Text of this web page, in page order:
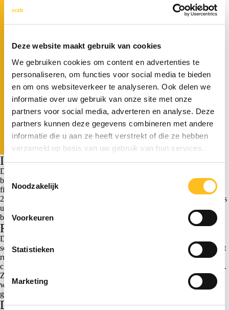
Deze website maakt gebruik van cookies
We gebruiken cookies om content en advertenties te
personaliseren, om functies voor social media te bieden
en om ons websiteverkeer te analyseren. Ook delen we
informatie over uw gebruik van onze site met onze
partners voor social media, adverteren en analyse. Deze
partners kunnen deze gegevens combineren met andere
informatie die u aan ze heeft verstrekt of die ze hebben
verzameld op basis van uw gebruik van hun services.
Toestemmingsselectie
Noodzakelijk
Voorkeuren
Statistieken
Marketing
Inspecteur hanteert clusterbenadering
De inspecteur past de zogenoemde clusterbenadering toe. Die
benadering houdt in dat je alle vennootschappen die in 2017 tot de
fiscale eenheid behoorden, als één geheel beziet. Dat cluster maakt in
2020 per saldo verlies. Er is dus geen winst beschikbaar om het verlies
uit 2017 mee te verrekenen. De inspecteur baseert zich op een
beleidsbesluit uit 2024. De moedermaatschappij gaat in beroep.
Rechtbank: geen dwingend voorschrift
De rechtbank volgt de inspecteur niet. Het Besluit Fiscale Eenheid
schrijft de clusterbenadering niet dwingend voor. Het woord ‘ook’ laat
ruimte voor een andere benadering. De toelichting beperkt de
clusterbenadering tot de vraag of sprake is van voorvoegingsverliezen.
Zij strekt zich niet uit tot de bepaling van de voor verrekening vatbare
winst in het jaar van verrekening. Een voorbeeld uit de parlementaire
geschiedenis ondersteunt die uitleg.
Doel horizontale verliesverrekening